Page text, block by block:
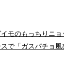
モのもっちりニョ
で「ガスパチョ風